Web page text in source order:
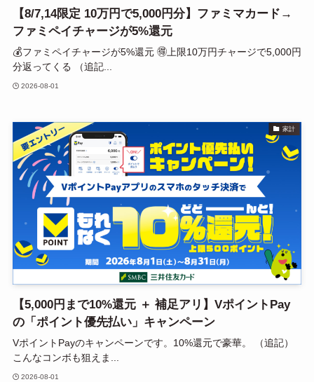
【8/7,14限定 10万円で5,000円分】ファミマカード→
ファミペイチャージが5%還元
💰ファミペイチャージが5%還元 🉐上限10万円チャージで5,000円
分返ってくる （追記...
2026-08-01
家計
【5,000円まで10%還元 ＋ 補足アリ】VポイントPay
の「ポイント優先払い」キャンペーン
VポイントPayのキャンペーンです。10%還元で豪華。 （追記）
こんなコンボも狙えま...
2026-08-01